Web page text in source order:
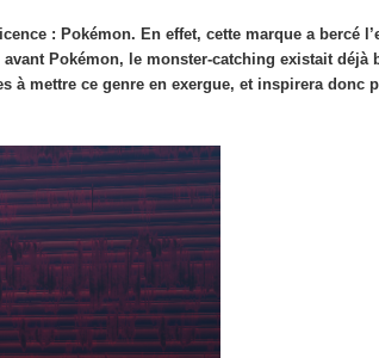
: Pokémon. En effet, cette marque a bercé
Pokémon, le monster-catching existait déjà
à mettre ce genre en exergue, et inspirera donc